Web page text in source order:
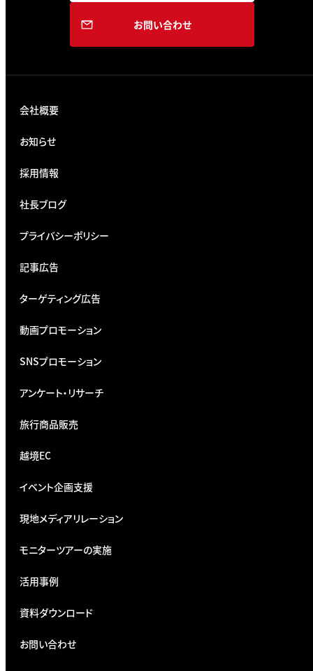
お問い合わせ
会社概要
お知らせ
採用情報
社長ブログ
プライバシーポリシー
記事広告
ターゲティング広告
動画プロモーション
SNSプロモーション
アンケート・リサーチ
旅行商品販売
越境EC
イベント企画支援
現地メディアリレーション
モニターツアーの実施
活用事例
資料ダウンロード
お問い合わせ